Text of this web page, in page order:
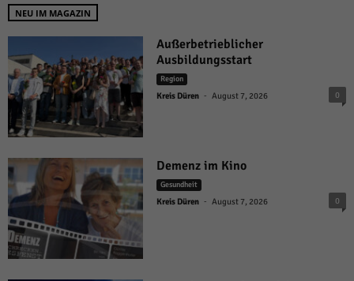
NEU IM MAGAZIN
Außerbetrieblicher
Ausbildungsstart
Region
Kreis Düren - August 7, 2026 0
Demenz im Kino
Gesundheit
Kreis Düren - August 7, 2026 0